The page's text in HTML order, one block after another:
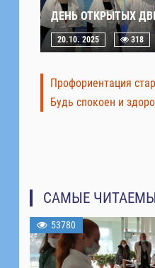
ДЕНЬ ОТКРЫТЫХ
20.10. 2025 318
Профориентация
Будь спокоен и
САМЫЕ
53780